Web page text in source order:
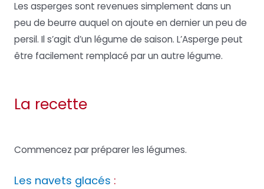
Les asperges sont revenues simplement dans un
peu de beurre auquel on ajoute en dernier un peu de
persil. Il s’agit d’un légume de saison. L’Asperge peut
être facilement remplacé par un autre légume.
La recette
Commencez par préparer les légumes.
Les navets glacés :